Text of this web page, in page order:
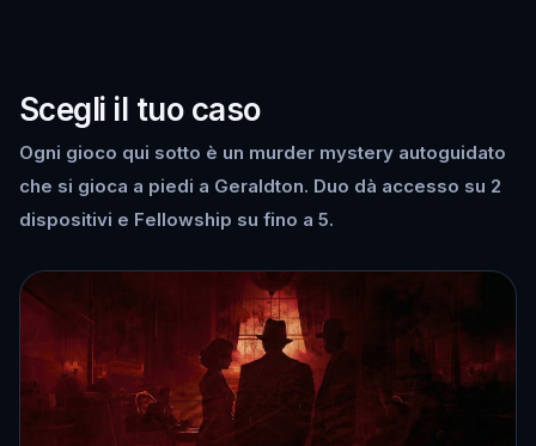
Scegli il tuo caso
Ogni gioco qui sotto è un murder mystery autoguidato
che si gioca a piedi a Geraldton. Duo dà accesso su 2
dispositivi e Fellowship su fino a 5.